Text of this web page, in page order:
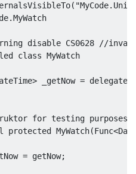
(
.MyWatch
disable CS0628
//
class MyWatch
> _getNow = delegate
for testing purposes
protected MyWatch(Func<
= getNow;